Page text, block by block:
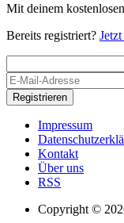
Mit deinem
Bereits registriert?
Registrieren
Impressum
Kontakt
Über uns
RSS
Copyright ©